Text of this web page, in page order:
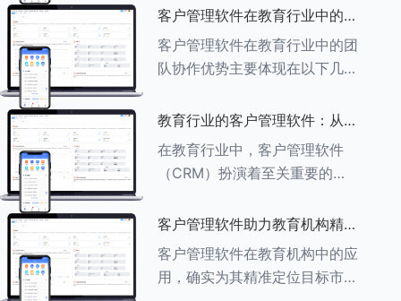
影响力方面发挥着重要作用。以
下详细分析教育CRM软件如何
助力提升教育品牌影响力：
###一、
客户管理软件在教育行业中的团
队协作优势
客户管理软件在教育行业中的团
队协作优势主要体现在以下几个
与共享 客户管理软件作为强大
的信息存储库，能够整合并记录
学生的基本信息（如姓名、年
龄、联
教育行业的客户管理软件：从招
生到毕业的全方位管理
在教育行业中，客户管理软件
（CRM）扮演着至关重要的角
全方位管理，提升教育机构的管
理效率和学员满意度。以下是一
些适合教育行业的CRM软件及
其功能特点：
客户管理软件助力教育机构精准
定位目标市场
客户管理软件在教育机构中的应
用，确实为其精准定位目标市场